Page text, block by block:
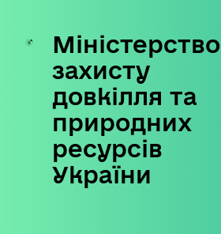
Skip
content
Міністерство
захисту
довкілля та
природних
ресурсів
України